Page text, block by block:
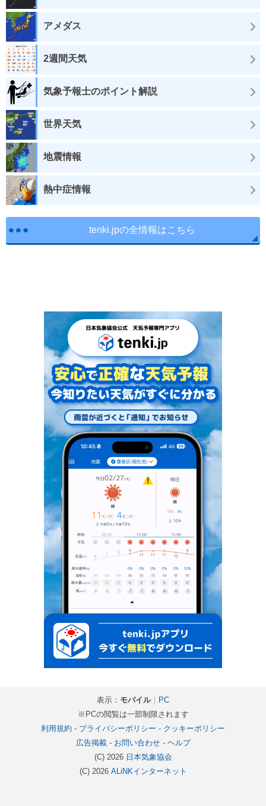
アメダス
2週間天気
気象予報士のポイント解説
世界天気
地震情報
熱中症情報
tenki.jpの全情報はこちら
表示： モバイル｜ PC
※PCの閲覧は一部制限されます
利用規約 - プライバシーポリシー - クッキーポリシー
広告掲載- お問い合わせ- ヘルプ
(C) 2026 日本気象協会
(C) 2026 ALiNKインターネット